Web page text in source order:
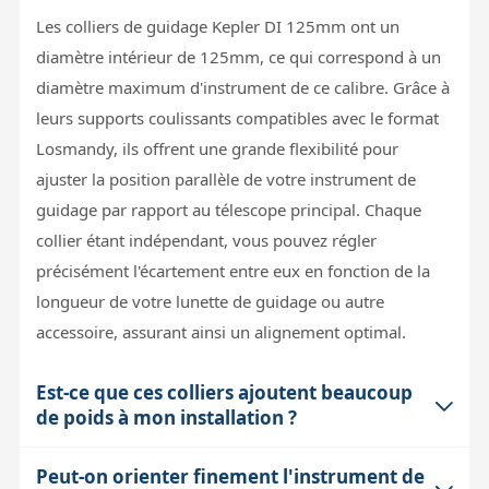
Les colliers de guidage Kepler DI 125mm ont un
diamètre intérieur de 125mm, ce qui correspond à un
diamètre maximum d'instrument de ce calibre. Grâce à
leurs supports coulissants compatibles avec le format
Losmandy, ils offrent une grande flexibilité pour
ajuster la position parallèle de votre instrument de
guidage par rapport au télescope principal. Chaque
collier étant indépendant, vous pouvez régler
précisément l'écartement entre eux en fonction de la
longueur de votre lunette de guidage ou autre
accessoire, assurant ainsi un alignement optimal.
Est-ce que ces colliers ajoutent beaucoup
de poids à mon installation ?
Fabriqués en aluminium usiné CNC, ces colliers sont à
Peut-on orienter finement l'instrument de